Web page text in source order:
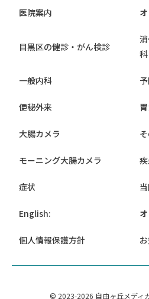
医院案内
目黒区の健診・がん検診
科
一般内科
便秘外来
大腸カメラ
モーニング大腸カメラ
症状
English:
個人情報保護方針
© 2023-2026 自由ヶ丘メディ